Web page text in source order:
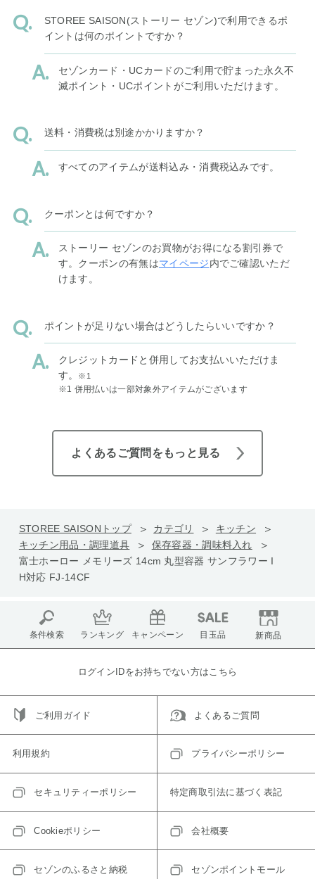
STOREE SAISON(ストーリー セゾン)で利用できるポ
イントは何のポイントですか？
セゾンカード・UCカードのご利用で貯まった永久不
滅ポイント・UCポイントがご利用いただけます。
送料・消費税は別途かかりますか？
すべてのアイテムが送料込み・消費税込みです。
クーポンとは何ですか？
ストーリー セゾンのお買物がお得になる割引券で
す。クーポンの有無はマイページ内でご確認いただ
けます。
ポイントが足りない場合はどうしたらいいですか？
クレジットカードと併用してお支払いいただけま
す。
※1
※1 併用払いは一部対象外アイテムがございます
よくあるご質問をもっと見る
STOREE SAISONトップ カテゴリ
キッチン
キッチン用品・調理道具
保存容器・調味料入れ
富士ホーロー メモリーズ 14cm 丸型容器 サンフラワー I
H対応 FJ-14CF
条件検索 ランキング キャンペーン 目玉品 新商品
ログインIDをお持ちでない方はこちら
ご利用ガイド よくあるご質問
利用規約 プライバシーポリシー
セキュリティーポリシー 特定商取引法に基づく表記
Cookieポリシー 会社概要
セゾンのふるさと納税 セゾンポイントモール